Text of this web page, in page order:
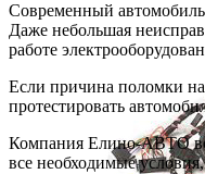
Современный автомобиль
Даже небольшая
работе
Если причина поломки
протестировать
Компания Елино-АВТО
все необходимые